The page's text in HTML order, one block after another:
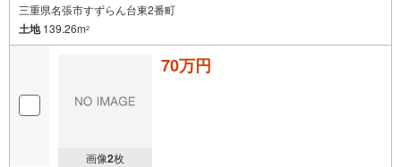
三重県名張市すずらん台東2番町
土地139.26m2
画像2枚
70万円